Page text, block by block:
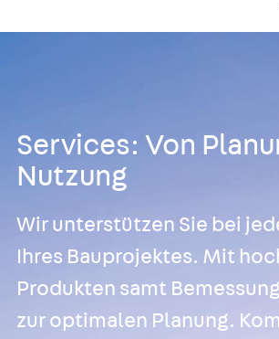
Services: Von
Nutzung
Wir unterstützen Sie bei
Ihres Bauprojektes. Mit
Produkten samt
zur optimalen Planung.